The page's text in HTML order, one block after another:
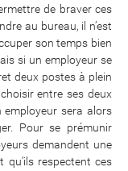
de braver ces
au bureau, il n’est
son temps bien
si un employeur se
deux postes à plein
entre ses deux
employeur sera alors
Pour se prémunir
demandent une
respectent ces